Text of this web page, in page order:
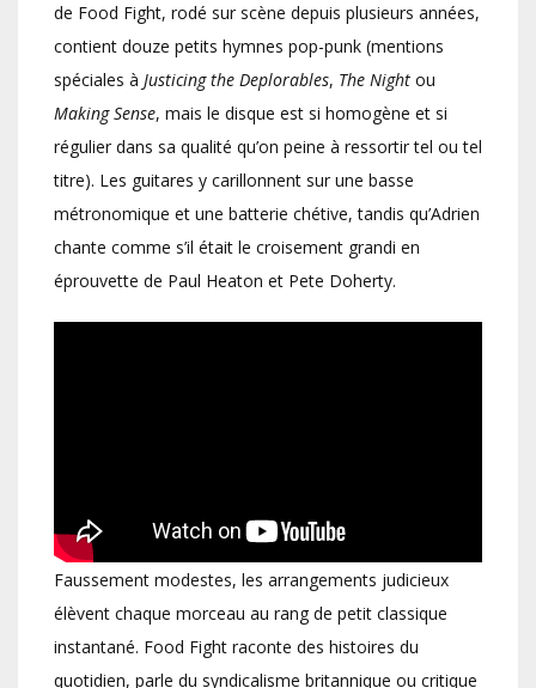
de Food Fight, rodé sur scène depuis plusieurs années,
contient douze petits hymnes pop-punk (mentions
spéciales à Justicing the Deplorables, The Night ou
Making Sense, mais le disque est si homogène et si
régulier dans sa qualité qu’on peine à ressortir tel ou tel
titre). Les guitares y carillonnent sur une basse
métronomique et une batterie chétive, tandis qu’Adrien
chante comme s’il était le croisement grandi en
éprouvette de Paul Heaton et Pete Doherty.
Faussement modestes, les arrangements judicieux
élèvent chaque morceau au rang de petit classique
instantané. Food Fight raconte des histoires du
quotidien, parle du syndicalisme britannique ou critique